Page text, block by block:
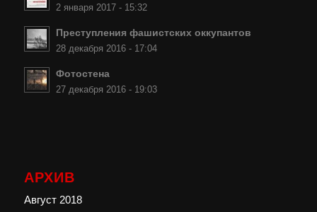
2 января 2017 - 15:32
Преступления фашистских оккупантов
28 декабря 2016 - 17:04
Фотостена
27 декабря 2016 - 19:03
АРХИВ
Август 2018